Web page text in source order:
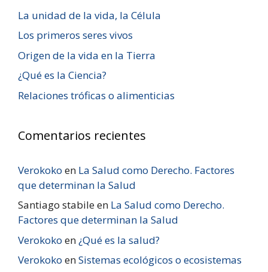
La unidad de la vida, la Célula
Los primeros seres vivos
Origen de la vida en la Tierra
¿Qué es la Ciencia?
Relaciones tróficas o alimenticias
Comentarios recientes
Verokoko en La Salud como Derecho. Factores
que determinan la Salud
Santiago stabileen La Salud como Derecho.
Factores que determinan la Salud
Verokoko en¿Qué es la salud?
Verokoko enSistemas ecológicos o ecosistemas